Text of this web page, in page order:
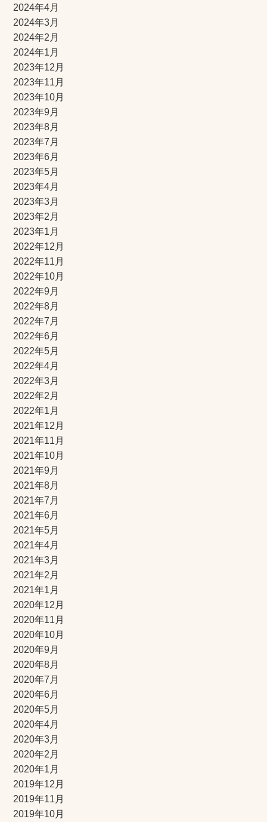
2024年4月
2024年3月
2024年2月
2024年1月
2023年12月
2023年11月
2023年10月
2023年9月
2023年8月
2023年7月
2023年6月
2023年5月
2023年4月
2023年3月
2023年2月
2023年1月
2022年12月
2022年11月
2022年10月
2022年9月
2022年8月
2022年7月
2022年6月
2022年5月
2022年4月
2022年3月
2022年2月
2022年1月
2021年12月
2021年11月
2021年10月
2021年9月
2021年8月
2021年7月
2021年6月
2021年5月
2021年4月
2021年3月
2021年2月
2021年1月
2020年12月
2020年11月
2020年10月
2020年9月
2020年8月
2020年7月
2020年6月
2020年5月
2020年4月
2020年3月
2020年2月
2020年1月
2019年12月
2019年11月
2019年10月